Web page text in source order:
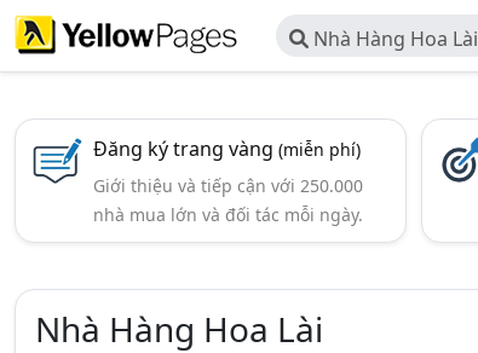
Nhà Hàng Hoa Lài
Đăng ký trang vàng (miễn phí)
Giới thiệu và tiếp cận với 250.000
nhà mua lớn và đối tác mỗi ngày.
Nhà Hàng Hoa Lài